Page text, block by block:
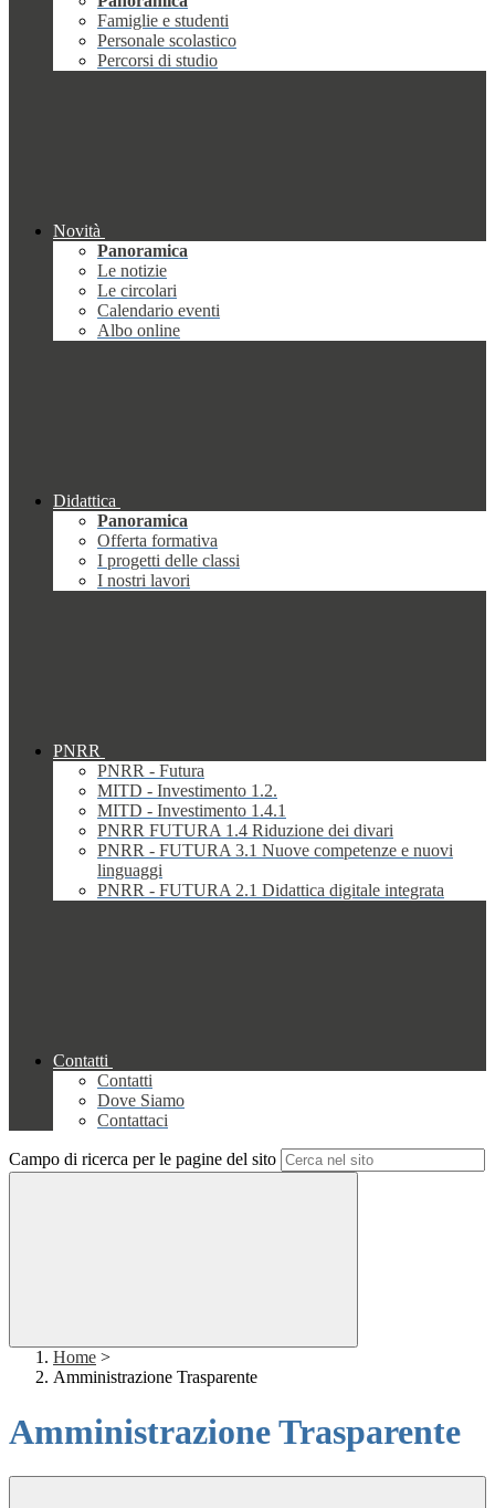
Famiglie e studenti
Personale scolastico
Percorsi di studio
Novità
Panoramica
Le notizie
Le circolari
Calendario eventi
Albo online
Didattica
Panoramica
Offerta formativa
I progetti delle classi
I nostri lavori
PNRR
PNRR - Futura
MITD - Investimento 1.2.
MITD - Investimento 1.4.1
PNRR FUTURA 1.4 Riduzione dei divari
PNRR - FUTURA 3.1 Nuove competenze e nuovi
linguaggi
PNRR - FUTURA 2.1 Didattica digitale integrata
Contatti
Contatti
Dove Siamo
Contattaci
Campo di ricerca per le pagine del sito
Home >
Amministrazione Trasparente
Amministrazione Trasparente